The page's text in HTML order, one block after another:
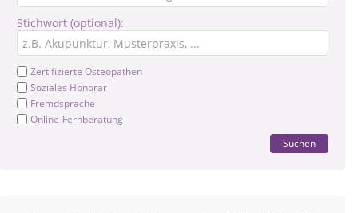
Stichwort (optional):
Zertifizierte Osteopathen
Soziales Honorar
Fremdsprache
Online-Fernberatung
Suchen